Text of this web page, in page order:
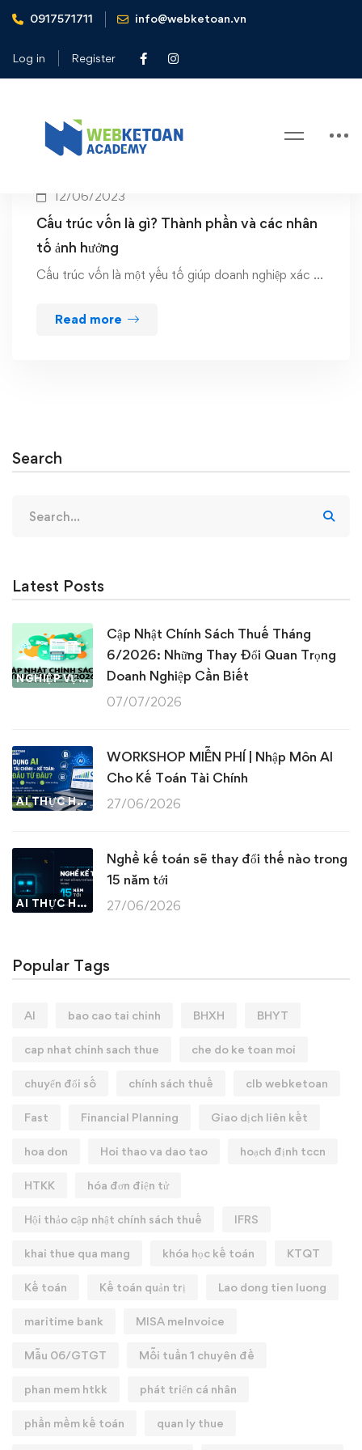
0917571711 info@webketoan.vn
Log in Register
Home Capital structure
Tag: Capital structure
12/06/2023
Cấu trúc vốn là gì? Thành phần và các nhân
tố ảnh hưởng
Cấu trúc vốn là một yếu tố giúp doanh nghiệp xác …
Read more
Search
for:
Latest Posts
NGHIỆP VỤ KẾ TOÁN & THUẾ
Cập Nhật Chính Sách Thuế Tháng
6/2026: Những Thay Đổi Quan Trọng
Doanh Nghiệp Cần Biết
07/07/2026
AI THỰC HÀNH
WORKSHOP MIỄN PHÍ | Nhập Môn AI
Cho Kế Toán Tài Chính
27/06/2026
AI THỰC HÀNH
Nghề kế toán sẽ thay đổi thế nào trong
15 năm tới
27/06/2026
Popular Tags
AI bao cao tai chinh BHXH BHYT
cap nhat chinh sach thue che do ke toan moi
chuyển đổi số chính sách thuế clb webketoan
Fast Financial Planning Giao dịch liên kết
hoa don Hoi thao va dao tao hoạch định tccn
HTKK hóa đơn điện tử
Hội thảo cập nhật chính sách thuế IFRS
khai thue qua mang khóa học kế toán KTQT
Kế toán Kế toán quản trị Lao dong tien luong
maritime bank MISA meInvoice
Mẫu 06/GTGT Mỗi tuần 1 chuyên đề
phan mem htkk phát triển cá nhân
phần mềm kế toán quan ly thue